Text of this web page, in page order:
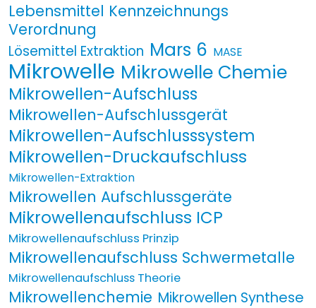
Lebensmittel Kennzeichnungs
Verordnung
Lösemittel Extraktion Mars 6 MASE
Mikrowelle Mikrowelle Chemie
Mikrowellen-Aufschluss
Mikrowellen-Aufschlussgerät
Mikrowellen-Aufschlusssystem
Mikrowellen-Druckaufschluss
Mikrowellen-Extraktion
Mikrowellen Aufschlussgeräte
Mikrowellenaufschluss ICP
Mikrowellenaufschluss Prinzip
Mikrowellenaufschluss Schwermetalle
Mikrowellenaufschluss Theorie
Mikrowellenchemie Mikrowellen Synthese